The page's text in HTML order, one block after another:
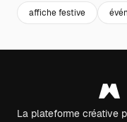
affiche festive
La plateforme créative